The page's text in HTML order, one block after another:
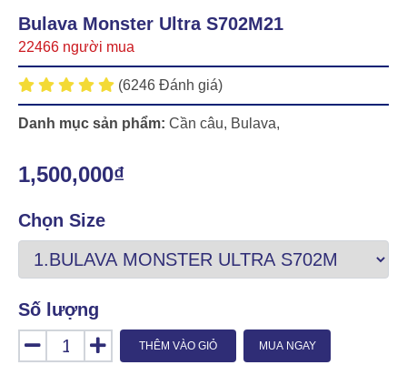
Bulava Monster Ultra S702M21
22466 người mua
(6246 Đánh giá)
Danh mục sản phẩm: Cần câu, Bulava,
1,500,000₫
Chọn Size
Số lượng
THÊM VÀO GIỎ MUA NGAY